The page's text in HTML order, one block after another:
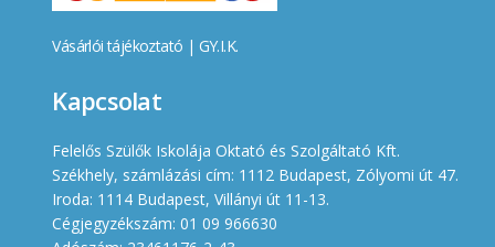
Vásárlói tájékoztató | GY.I.K.
Kapcsolat
Felelős Szülők Iskolája Oktató és Szolgáltató Kft.
Székhely, számlázási cím: 1112 Budapest, Zólyomi út 47.
Iroda: 1114 Budapest, Villányi út 11-13.
Cégjegyzékszám: 01 09 966630